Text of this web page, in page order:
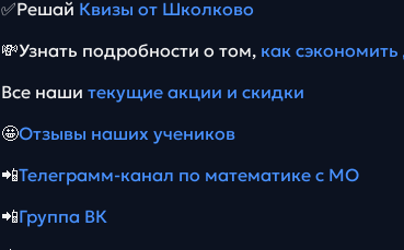
✅Решай Квизы от Школково
💸Узнать подробности о том, как
Все наши текущие акции и скидки
🤩Отзывы наших учеников
📲Телеграмм-канал по математике с МО
📲Группа ВК